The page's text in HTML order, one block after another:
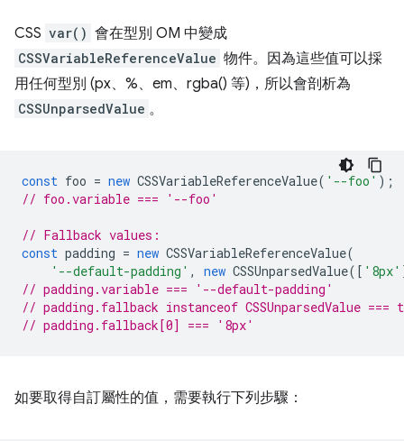
CSS var() 會在型別 OM 中變成
CSSVariableReferenceValue 物件。因為這些值可以採
用任何型別 (px、%、em、rgba() 等)，所以會剖析為
CSSUnparsedValue 。
const foo = new CSSVariableReferenceValue( '--foo' );
// foo.variable === '--foo'
// Fallback values:
const padding = new CSSVariableReferenceValue(
'--default-padding' , new CSSUnparsedValue([ '8px'
// padding.variable === '--default-padding'
// padding.fallback instanceof CSSUnparsedValue ===
// padding.fallback[0] === '8px'
如要取得自訂屬性的值，需要執行下列步驟：